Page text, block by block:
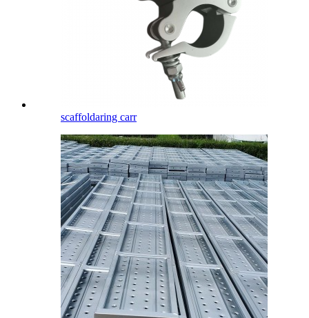
scaffoldaring carr